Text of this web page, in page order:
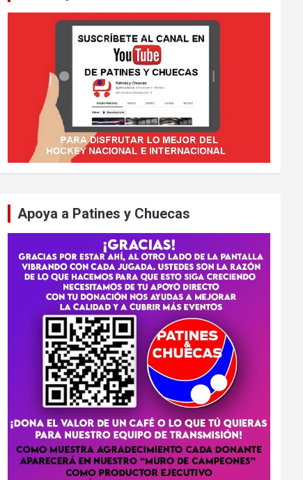
Apoya a Patines y Chuecas